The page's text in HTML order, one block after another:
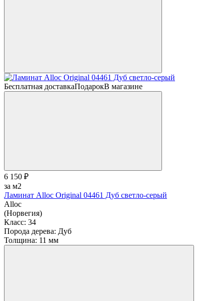
Бесплатная доставкаПодарокВ магазине
6 150 ₽
за м2
Ламинат Alloc Original 04461 Дуб светло-серый
Alloc
(Норвегия)
Класс: 34
Порода дерева: Дуб
Толщина: 11 мм